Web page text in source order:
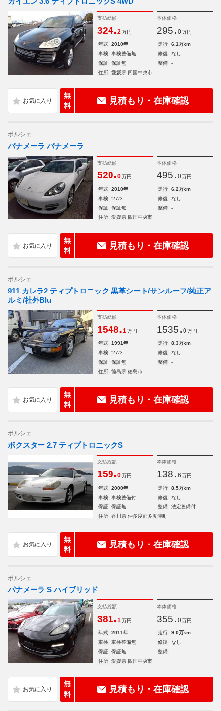
支払総額
324.2 万円
本体価格
295. 0 万円
年式 2010年 走行
6.1万km
車検
車検整備無 修復
なし
保証
保証無 整備
-
住所
愛媛県 四国中央市
無
料
見積もり・在庫確認
ポルシェ
パナメーラ パナメーラ
支払総額
520.0 万円
本体価格
495. 0 万円
年式 2010年 走行
6.2万km
車検
'27/3 修復
なし
保証
保証無 整備
-
住所
愛媛県 四国中央市
無
料
見積もり・在庫確認
ポルシェ
911 カレラ2 ティプトロニック 黒革シート/サンルーフ/純正ア
ルミ/社外Blu
支払総額
1548.1 万円
本体価格
1535. 0 万円
年式 1991年 走行
8.3万km
車検
'27/3 修復
なし
保証
保証無 整備
-
住所
徳島県 徳島市
無
料
見積もり・在庫確認
ポルシェ
ボクスター 2.7 ティプトロニックS
支払総額
159.0 万円
本体価格
138. 6 万円
年式 2000年 走行
8.5万km
車検
車検整備付 修復
なし
保証
保証無 整備
法定整備付
住所
香川県 仲多度郡多度津町
無
料
見積もり・在庫確認
ポルシェ
パナメーラ S ハイブリッド
支払総額
381.1 万円
本体価格
355. 0 万円
年式 2011年 走行
9.0万km
車検
車検整備無 修復
なし
保証
保証無 整備
-
住所
愛媛県 四国中央市
無
料
見積もり・在庫確認